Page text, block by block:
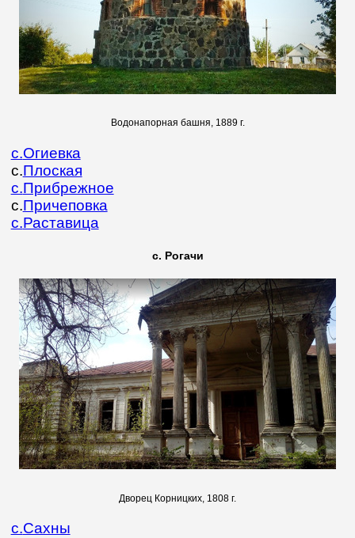
Водонапорная башня, 1889 г.
с.Огиевка
с.Плоская
с.Прибрежное
с.Причеповка
с.Раставица
с. Рогачи
Дворец Корницких, 1808 г.
с.Сахны